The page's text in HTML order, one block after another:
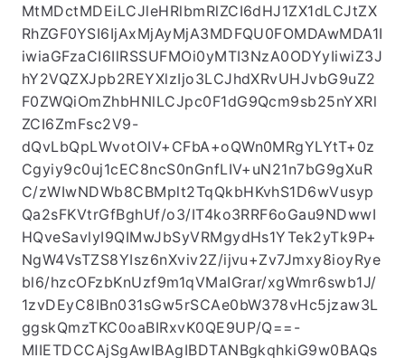
MtMDctMDEiLCJleHRlbmRlZCI6dHJ1ZX1dLCJtZX
RhZGF0YSI6IjAxMjAyMjA3MDFQU0FOMDAwMDA1I
iwiaGFzaCI6IlRSSUFMOi0yMTI3NzA0ODYyIiwiZ3J
hY2VQZXJpb2REYXlzIjo3LCJhdXRvUHJvbG9uZ2
F0ZWQiOmZhbHNlLCJpc0F1dG9Qcm9sb25nYXRl
ZCI6ZmFsc2V9-
dQvLbQpLWvotOIV+CFbA+oQWn0MRgYLYtT+0z
Cgyiy9c0uj1cEC8ncS0nGnfLIV+uN21n7bG9gXuR
C/zWIwNDWb8CBMplt2TqQkbHKvhS1D6wVusyp
Qa2sFKVtrGfBghUf/o3/IT4ko3RRF6oGau9NDwwI
HQveSavlyI9QIMwJbSyVRMgydHs1YTek2yTk9P+
NgW4VsTZS8YIsz6nXviv2Z/ijvu+Zv7Jmxy8ioyRye
bl6/hzcOFzbKnUzf9m1qVMaIGrar/xgWmr6swb1J/
1zvDEyC8IBn031sGw5rSCAe0bW378vHc5jzaw3L
ggskQmzTKC0oaBIRxvK0QE9UP/Q==-
MIIETDCCAjSgAwIBAgIBDTANBgkqhkiG9w0BAQs